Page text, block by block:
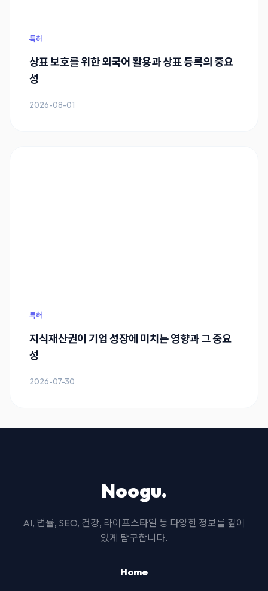
특허
상표 보호를 위한 외국어 활용과 상표 등록의 중요
성
2026-08-01
특허
지식재산권이 기업 성장에 미치는 영향과 그 중요
성
2026-07-30
Noogu.
AI, 법률, SEO, 건강, 라이프스타일 등 다양한 정보를 깊이
있게 탐구합니다.
Home